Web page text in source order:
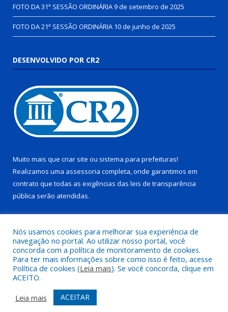
FOTO DA 31ª SESSÃO ORDINÁRIA9 de setembro de 2025
FOTO DA 21ª SESSÃO ORDINÁRIA 10 de junho de 2025
DESENVOLVIDO POR CR2
Muito mais que criar site ou sistema para prefeituras!
Realizamos uma assessoria completa, onde garantimos em
contrato que todas as exigências das leis de transparência
pública serão atendidas.
Todos os direitos reservados a Câmara Municipal de Pau D’arco.
Mapa do Site
Acessar Área Administrativa
Acessar Webmail
Nós usamos cookies para melhorar sua experiência de
navegação no portal. Ao utilizar nosso portal, você
concorda com a política de monitoramento de cookies.
Para ter mais informações sobre como isso é feito, acesse
Política de cookies (Leia mais). Se você concorda, clique em
ACEITO.
Leia mais
ACEITAR